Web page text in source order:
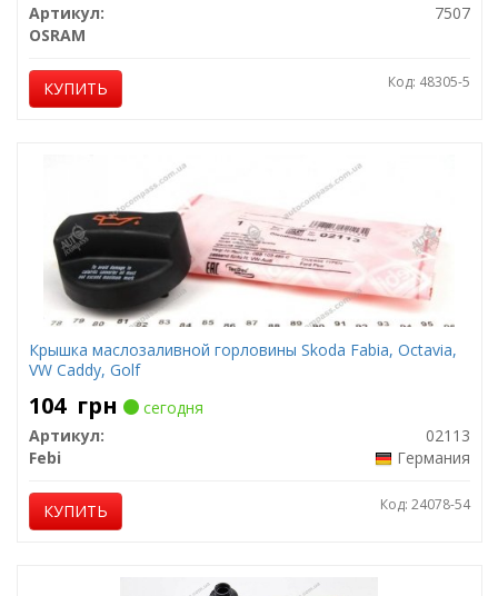
Артикул:
7507
OSRAM
КУПИТЬ Код: 48305-5
Крышка маслозаливной горловины Skoda Fabia, Octavia,
VW Caddy, Golf
104 грн
сегодня
Артикул:
02113
Febi
Германия
КУПИТЬ Код: 24078-54